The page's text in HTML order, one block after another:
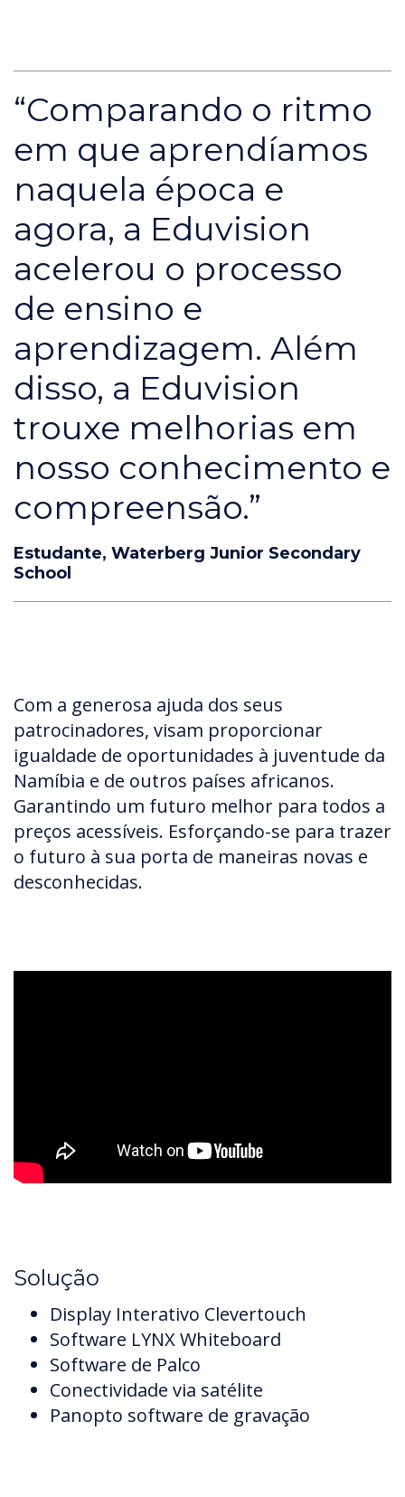
“Comparando o ritmo
em que aprendíamos
naquela época e
agora, a Eduvision
acelerou o processo
de ensino e
aprendizagem. Além
disso, a Eduvision
trouxe melhorias em
nosso conhecimento e
compreensão.”
Estudante, Waterberg Junior Secondary
School
Com a generosa ajuda dos seus
patrocinadores, visam proporcionar
igualdade de oportunidades à juventude da
Namíbia e de outros países africanos.
Garantindo um futuro melhor para todos a
preços acessíveis. Esforçando-se para trazer
o futuro à sua porta de maneiras novas e
desconhecidas.
Solução
Display Interativo Clevertouch
Software LYNX Whiteboard
Software de Palco
Conectividade via satélite
Panopto software de gravação